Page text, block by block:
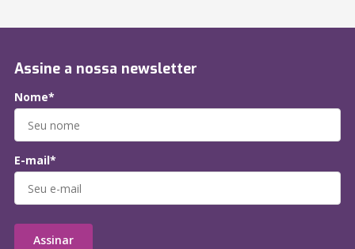
Assine a nossa newsletter
Nome*
E-mail*
Assinar